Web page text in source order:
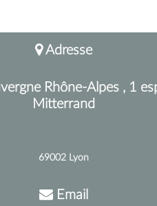
Adresse
Rhône-Alpes , 1
Mitterrand
69002 Lyon
Email